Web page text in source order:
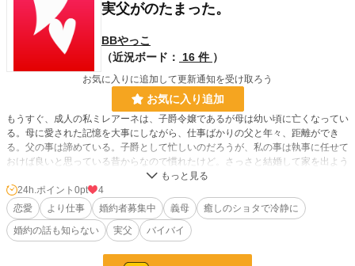
実父がのたまった。
BBやっこ
（近況ボード：
16 件 ）
お気に入りに追加して更新通知を受け取ろう
お気に入り追加
もうすぐ、成人の私ミレアーネは、子爵令嬢であるが母は幼い頃に亡くなってい
る。母に愛された記憶を大事にしながら、仕事ばかりの父と年々、距離ができ
る。父の事は諦めている。子爵として忙しいのだろうが、私の事は執事に任せて
おけば良いと思っている昔からなので慣れたけど。さっさと結婚して家を出よう
と思っていたところ。「新しいお母様と弟だよ！」と女性とよてよて歩く女の子
と見まごう子を連れてきた。
「どちら様？」実の父から親愛の情も尽きた会話をどーぞ。
228,795 位 / 228,795 件
24h.ポイント 0pt
4
恋愛
より仕事 婚約者募集中 義母
癒しのショタで冷静に
婚約の話も知らない
実父 バイバイ